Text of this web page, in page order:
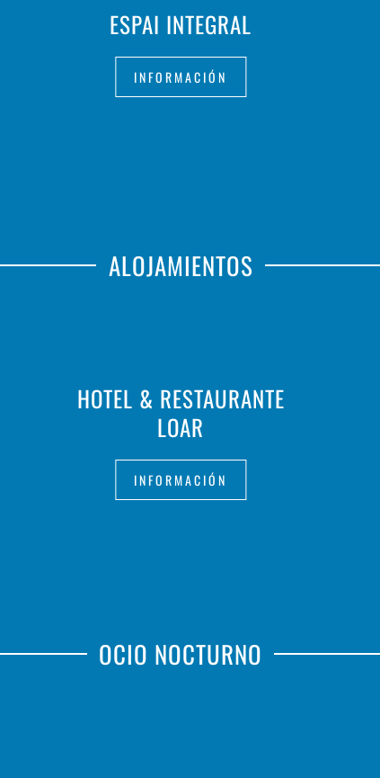
ESPAI INTEGRAL
INFORMACIÓN
ALOJAMIENTOS
HOTEL & RESTAURANTE
LOAR
INFORMACIÓN
OCIO NOCTURNO